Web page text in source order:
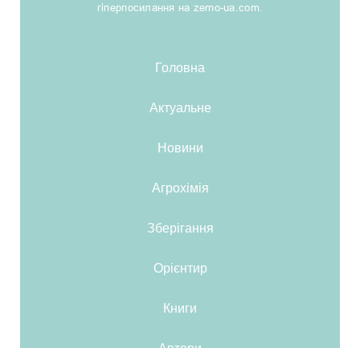
гіперпосилання на zerno-ua.com.
Головна
Актуальне
Новини
Агрохімія
Зберігання
Орієнтир
Книги